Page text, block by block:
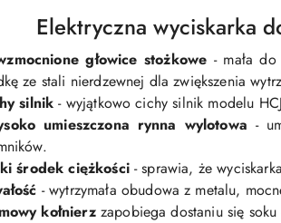
Elektryczna wyciskarka
głowice stożkowe - mała
ze stali nierdzewnej dla zwiększenia
silnik - wyjątkowo cichy silnik modelu
umieszczona rynna wylotowa -
środek ciężkości- sprawia, że
- wytrzymała obudowa z metalu,
kołnierzzapobiega dostaniu się soku